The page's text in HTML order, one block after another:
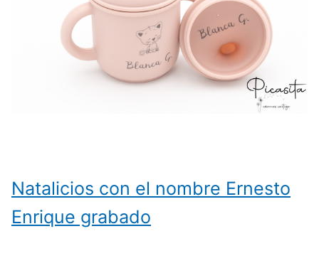
Natalicios con el nombre Ernesto
Enrique grabado